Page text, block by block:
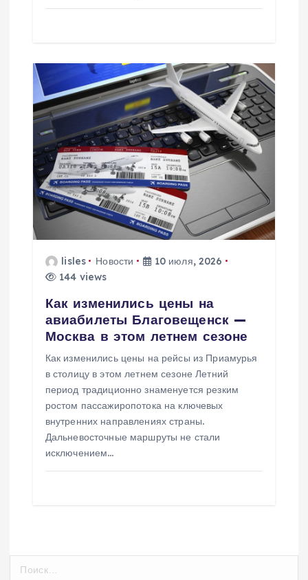
lisles Новости
10 июля, 2026
144 views
Как изменились цены на
авиабилеты Благовещенск —
Москва в этом летнем сезоне
Как изменились цены на рейсы из Приамурья
в столицу в этом летнем сезоне Летний
период традиционно знаменуется резким
ростом пассажиропотока на ключевых
внутренних направлениях страны.
Дальневосточные маршруты не стали
исключением…